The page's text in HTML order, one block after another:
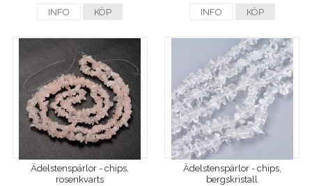
INFO KÖP INFO KÖP
Ädelstenspärlor - chips,
rosenkvarts
Ädelstenspärlor - chips,
bergskristall